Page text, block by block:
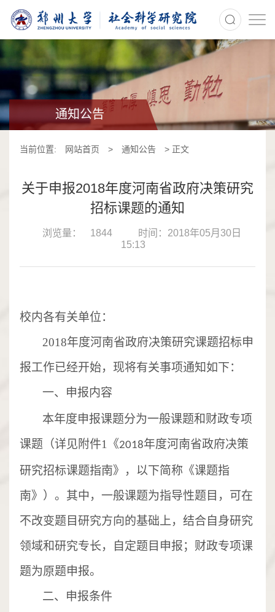
通知公告
当前位置: 网站首页 > 通知公告 > 正文
关于申报2018年度河南省政府决策研究
招标课题的通知
浏览量： 1844
时间：2018年05月30日
15:13
校内各有关单位：
2018年度河南省政府决策研究课题招标申
报工作已经开始，现将有关事项通知如下：
一、申报内容
本年度申报课题分为一般课题和财政专项
课题（详见附件1 《2018年度河南省政府决策
研究招标课题指南》，以下简称《课题指
南》）。其中，一般课题为指导性题目，可在
不改变题目研究方向的基础上，结合自身研究
领域和研究专长，自定题目申报；财政专项课
题为原题申报。
二、申报条件